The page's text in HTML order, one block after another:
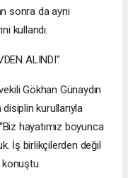
sonra da aynı
kullandı.
ALINDI"
Gökhan Günaydın
kurullarıyla
hayatımız boyunca
İş birlikçilerden değil